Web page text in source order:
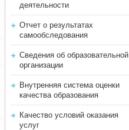
деятельности
Отчет о результатах
самообследования
Сведения об образовательной
организации
Внутренняя система оценки
качества образования
Качество условий оказания
услуг